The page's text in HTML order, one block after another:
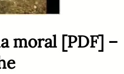
moral [PDF] –